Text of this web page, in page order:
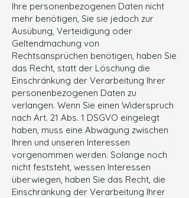
Ihre personenbezogenen Daten nicht
mehr benötigen, Sie sie jedoch zur
Ausübung, Verteidigung oder
Geltendmachung von
Rechtsansprüchen benötigen, haben Sie
das Recht, statt der Löschung die
Einschränkung der Verarbeitung Ihrer
personenbezogenen Daten zu
verlangen. Wenn Sie einen Widerspruch
nach Art. 21 Abs. 1 DSGVO eingelegt
haben, muss eine Abwägung zwischen
Ihren und unseren Interessen
vorgenommen werden. Solange noch
nicht feststeht, wessen Interessen
überwiegen, haben Sie das Recht, die
Einschränkung der Verarbeitung Ihrer